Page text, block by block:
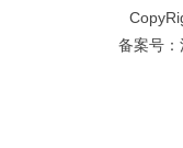
备案号：